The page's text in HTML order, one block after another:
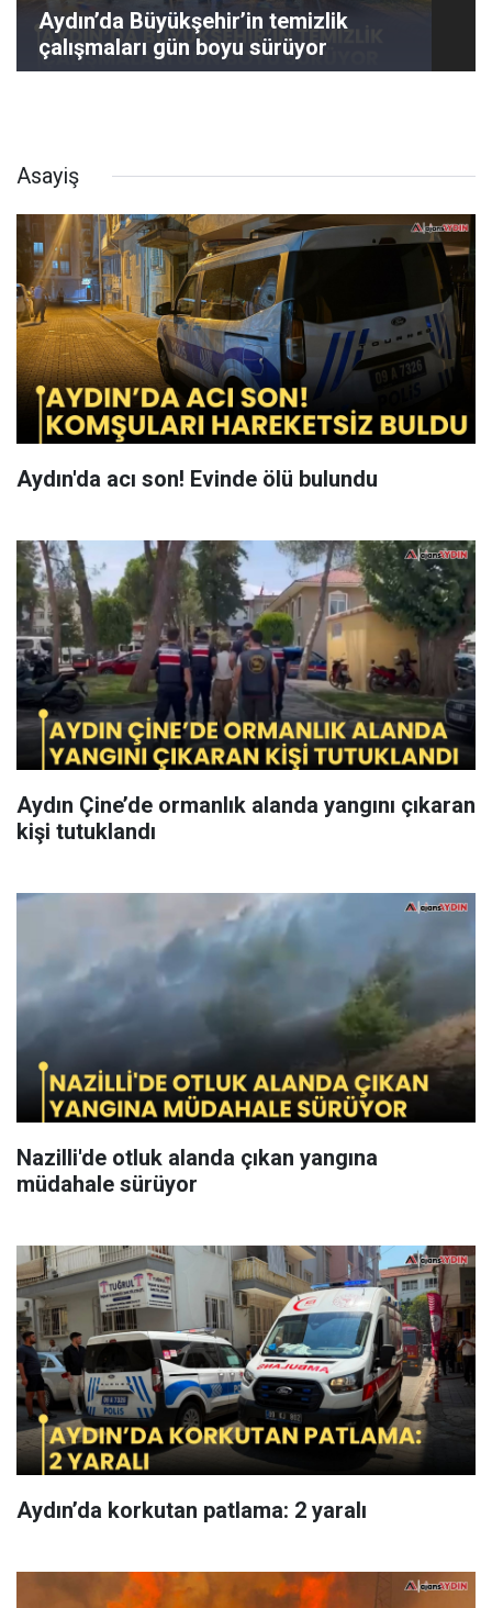
Aydın’da Büyükşehir’in temizlik
çalışmaları gün boyu sürüyor
Asayiş
Aydın'da acı son! Evinde ölü bulundu
Aydın Çine’de ormanlık alanda yangını çıkaran
kişi tutuklandı
Nazilli'de otluk alanda çıkan yangına
müdahale sürüyor
Aydın’da korkutan patlama: 2 yaralı